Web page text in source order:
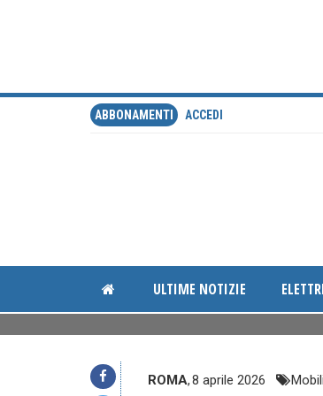
ABBONAMENTI ACCEDI
ULTIME NOTIZIE
ROMA,8 aprile 2026